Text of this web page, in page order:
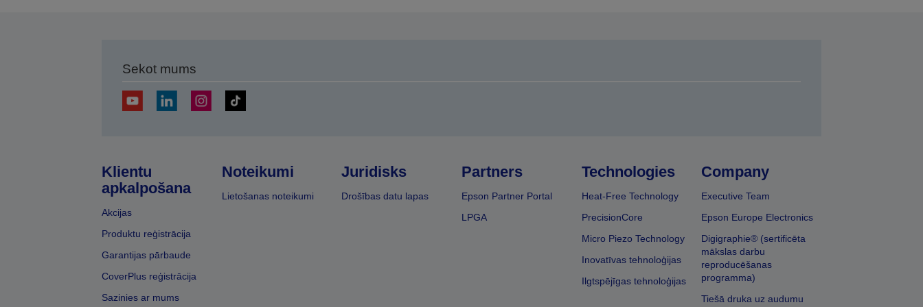
Sekot mums
Klientu
apkalpošana
Akcijas
Produktu reģistrācija
Garantijas pārbaude
CoverPlus reģistrācija
Sazinies ar mums
Noteikumi
Lietošanas noteikumi
Juridisks
Drošības datu lapas
Partners
Epson Partner Portal
LPGA
Technologies
Heat-Free Technology
PrecisionCore
Micro Piezo Technology
Inovatīvas tehnoloģijas
Ilgtspējīgas tehnoloģijas
Company
Executive Team
Epson Europe Electronics
Digigraphie® (sertificēta
mākslas darbu
reproducēšanas
programma)
Tiešā druka uz audumu